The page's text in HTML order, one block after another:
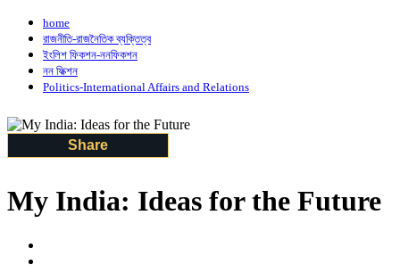
home
রাজনীতি-রাজনৈতিক ব্যক্তিত্ব
ইংলিশ ফিকশন-ননফিকশন
নন ফিক্শন
Politics-International Affairs and Relations
Share
My India: Ideas for the Future